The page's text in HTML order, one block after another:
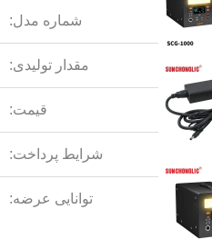
شماره مدل:
مقدار تولیدی:
قیمت:
شرایط پرداخت:
توانایی عرضه: